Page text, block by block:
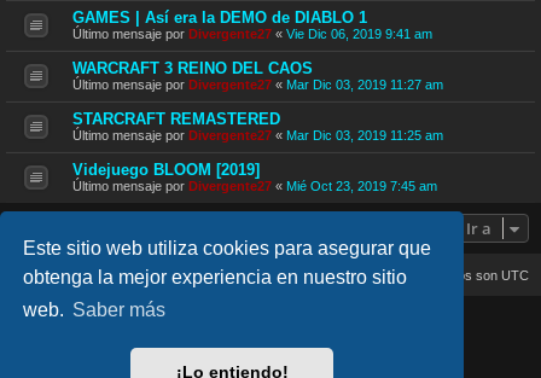
Este sitio web utiliza cookies para asegurar que
obtenga la mejor experiencia en nuestro sitio
web. Saber más
¡Lo entiendo!
GAMES | Así era la DEMO de DIABLO 1
Último mensaje por Divergente27 « Vie Dic 06, 2019 9:41 am
WARCRAFT 3 REINO DEL CAOS
Último mensaje por Divergente27 « Mar Dic 03, 2019 11:27 am
STARCRAFT REMASTERED
Último mensaje por Divergente27 « Mar Dic 03, 2019 11:25 am
Videjuego BLOOM [2019]
Último mensaje por Divergente27 « Mié Oct 23, 2019 7:45 am
Ir a
Inicio Índice general Todos los horarios son UTC
Desarrollado porphpBB® Forum Software © phpBB Limited